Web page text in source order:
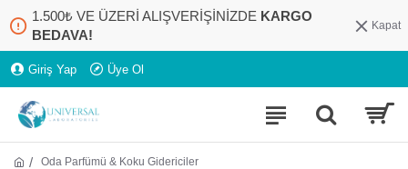
1.500₺ VE ÜZERİ ALIŞVERİŞİNİZDE KARGO
BEDAVA!
Kapat
Giriş Yap Üye Ol
Oda Parfümü & Koku Gidericiler